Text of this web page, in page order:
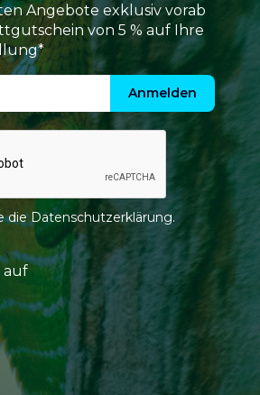
Angebote exklusiv vorab
von 5 % auf Ihre
Anmelden
dieDatenschutzerklärung.
auf